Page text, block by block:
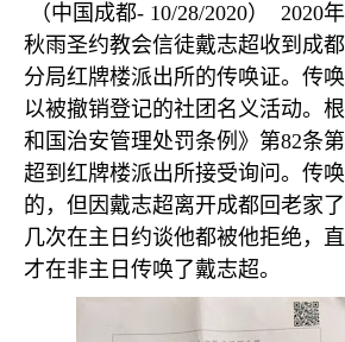
（中国成都- 10/28/2020） 2020年
秋雨圣约教会信徒戴志超收到成
分局红牌楼派出所的传唤证。传
以被撤销登记的社团名义活动。
和国治安管理处罚条例》第82条
超到红牌楼派出所接受询问。传
的，但因戴志超离开成都回老家
几次在主日约谈他都被他拒绝，直
才在非主日传唤了戴志超。